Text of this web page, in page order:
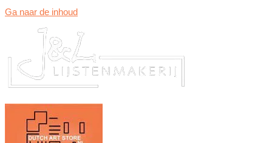
Ga naar de inhoud